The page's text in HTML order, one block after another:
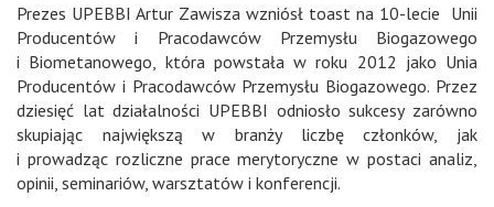
Prezes UPEBBI Artur Zawisza wzniósł toast na 10-lecie Unii
Producentów i Pracodawców Przemysłu Biogazowego
i Biometanowego, która powstała w roku 2012 jako Unia
Producentów i Pracodawców Przemysłu Biogazowego. Przez
dziesięć lat działalności UPEBBI odniosło sukcesy zarówno
skupiając największą w branży liczbę członków, jak
i prowadząc rozliczne prace merytoryczne w postaci analiz,
opinii, seminariów, warsztatów i konferencji.